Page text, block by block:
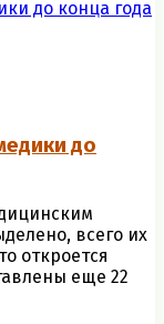
до
всего их
откроется
еще 22